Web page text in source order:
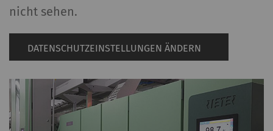
nicht sehen.
DATENSCHUTZEINSTELLUNGEN ÄNDERN